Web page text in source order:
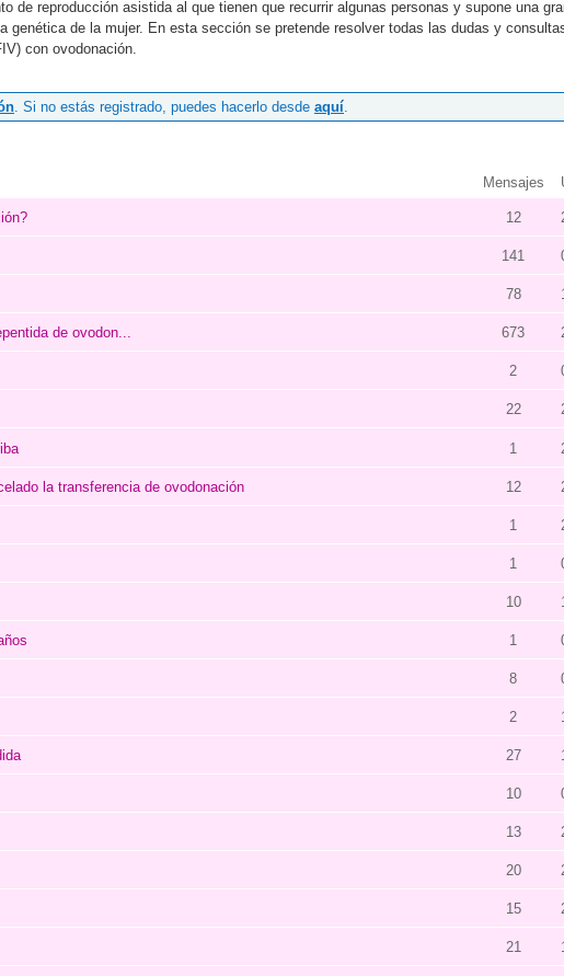
de reproducción asistida al que tienen que recurrir algunas personas y supone una
genética de la mujer. En esta sección se pretende resolver todas las dudas y
con ovodonación.
. Si no estás registrado, puedes hacerlo desde aquí.
Mensajes
12
141
78
de ovodon... 673
2
22
1
la transferencia de ovodonación 12
1
1
10
1
8
2
27
10
13
20
15
21